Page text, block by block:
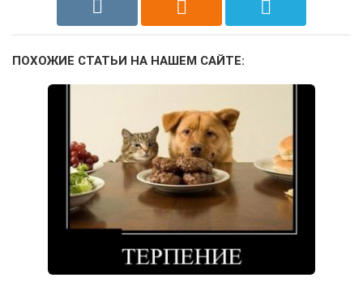
ПОХОЖИЕ СТАТЬИ НА НАШЕМ САЙТЕ: